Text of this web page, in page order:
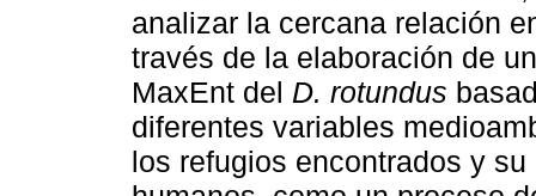
analizar la cercana relación
través de la elaboración de
MaxEnt del D. rotundus
diferentes variables
los refugios encontrados y